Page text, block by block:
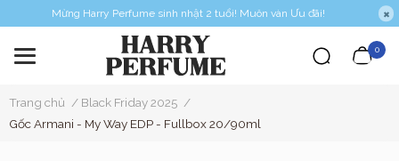
Mừng Harry Perfume sinh nhật 2 tuổi! Muôn vàn Ưu đãi!
0
Trang chủ / Black Friday 2025 /
Gốc Armani - My Way EDP - Fullbox 20/90ml